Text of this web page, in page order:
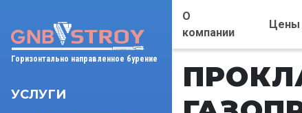
Горизонтально направленное бурение
УСЛУГИ
О
компании
Цены